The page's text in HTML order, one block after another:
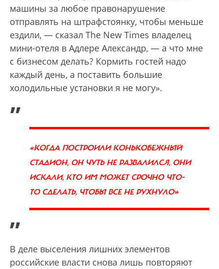
машины за любое правонарушение
отправлять на штрафстоянку, чтобы меньше
ездили, — сказал The New Times владелец
мини-отеля в Адлере Александр, — а что мне
с бизнесом делать? Кормить гостей надо
каждый день, а поставить большие
холодильные установки я не могу».
„
«КОГДА ПОСТРОИЛИ КОНЬКОБЕЖНЫЙ
СТАДИОН, ОН ЧУТЬ НЕ РАЗВАЛИЛСЯ, ОНИ
ИСКАЛИ, КТО ИМ МОЖЕТ СРОЧНО ЧТО-
ТО СДЕЛАТЬ, ЧТОБЫ ВСЕ НЕ РУХНУЛО»
”
В деле выселения лишних элементов
российские власти снова лишь повторяют